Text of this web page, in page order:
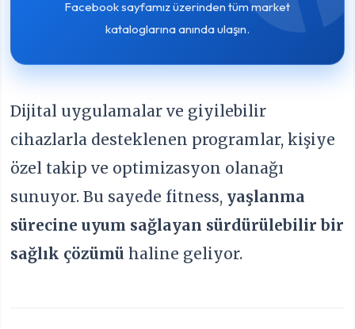
Facebook sayfamız üzerinden tüm market
kataloglarına anında ulaşın.
Dijital uygulamalar ve giyilebilir
cihazlarla desteklenen programlar, kişiye
özel takip ve optimizasyon olanağı
sunuyor. Bu sayede fitness, yaşlanma
sürecine uyum sağlayan sürdürülebilir bir
sağlık çözümü haline geliyor.